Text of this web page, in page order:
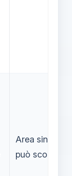
Area sintetica
può scorrere